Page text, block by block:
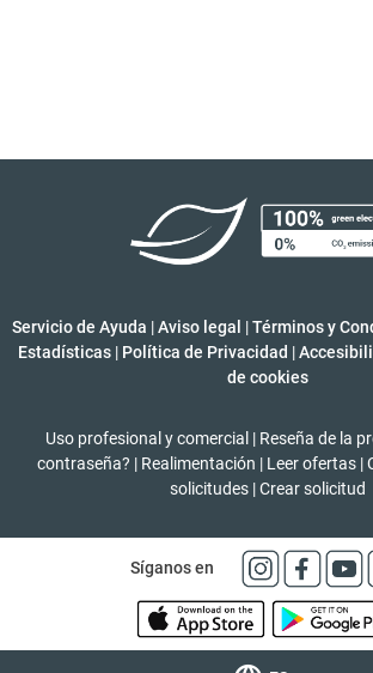
Servicio de Ayuda |Aviso legal |Términos y
Estadísticas | Política de Privacidad |
de cookies
Uso profesional y comercial | Reseña de la
contraseña? | Realimentación | Leer ofertas |
solicitudes |Crear solicitud
Síganos en